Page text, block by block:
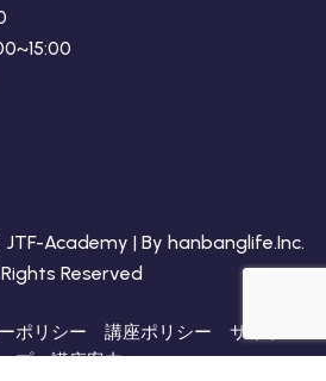
Academy | By hanbanglife.Inc.
Reserved
ポリシー 講座ポリシー
サイトア
プ
講座案内